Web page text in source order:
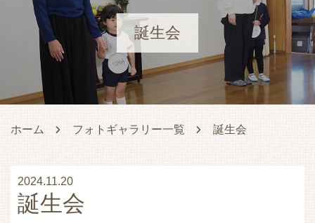
誕生会
ホーム フォトギャラリー一覧 誕生会
2024.11.20
誕生会